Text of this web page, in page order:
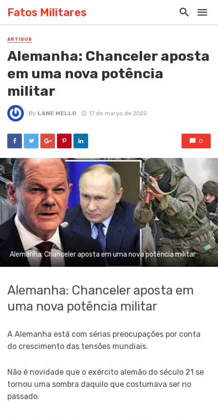
Fatos Militares
ARTIGOS
Alemanha: Chanceler aposta
em uma nova potência
militar
By LANE MELLO 17 de março de 2022
0
Alemanha: Chanceler aposta em uma nova potência militar
Alemanha: Chanceler aposta em
uma nova potência militar
A Alemanha está com sérias preocupações por conta
do crescimento das tensões mundiais.
Não é novidade que o exército alemão do século 21 se
tornou uma sombra daquilo que costumava ser no
passado.